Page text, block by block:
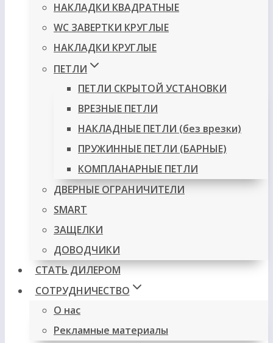
НАКЛАДКИ КВАДРАТНЫЕ
WC ЗАВЕРТКИ КРУГЛЫЕ
НАКЛАДКИ КРУГЛЫЕ
ПЕТЛИ
ПЕТЛИ СКРЫТОЙ УСТАНОВКИ
ВРЕЗНЫЕ ПЕТЛИ
НАКЛАДНЫЕ ПЕТЛИ (без врезки)
ПРУЖИННЫЕ ПЕТЛИ (БАРНЫЕ)
КОМПЛАНАРНЫЕ ПЕТЛИ
ДВЕРНЫЕ ОГРАНИЧИТЕЛИ
SMART
ЗАЩЕЛКИ
ДОВОДЧИКИ
СТАТЬ ДИЛЕРОМ
СОТРУДНИЧЕСТВО
О нас
Рекламные материалы